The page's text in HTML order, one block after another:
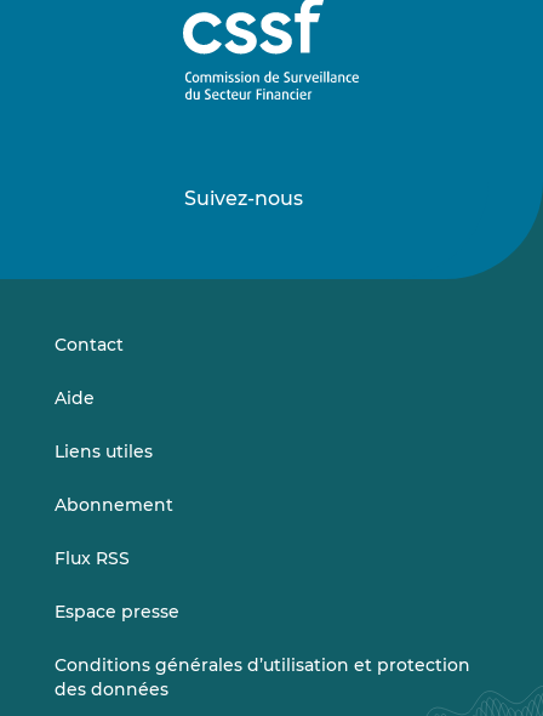
Suivez-nous
sursur
Contact
Aide
Liens utiles
Abonnement
Flux RSS
Espace presse
Conditions générales d’utilisation et protection
des données